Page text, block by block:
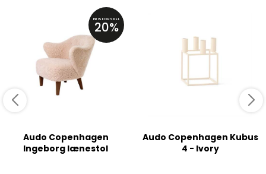
PRISFORSKEL
20%
Audo Copenhagen
Ingeborg lænestol
Audo Copenhagen Kubus
4 - Ivory